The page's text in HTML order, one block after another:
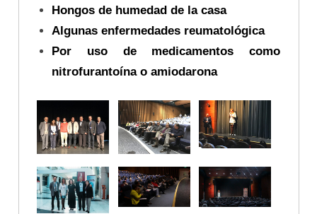
Hongos de humedad de la casa
Algunas enfermedades reumatológica
Por uso de medicamentos como
nitrofurantoína o amiodarona